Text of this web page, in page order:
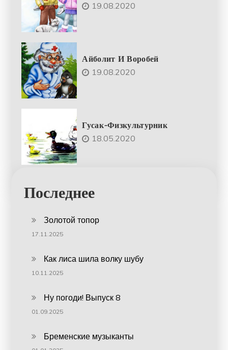
19.08.2020
Айболит И Воробей
19.08.2020
Гусак-Физкультурник
18.05.2020
Последнее
Золотой топор
17.11.2025
Как лиса шила волку шубу
10.11.2025
Ну погоди! Выпуск 8
01.09.2025
Бременские музыканты